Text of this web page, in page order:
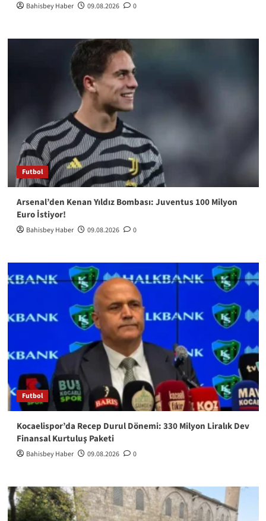
Bahisbey Haber 09.08.2026 0
Futbol
Arsenal’den Kenan Yıldız Bombası: Juventus 100 Milyon
Euro İstiyor!
Bahisbey Haber 09.08.2026 0
Futbol
Kocaelispor’da Recep Durul Dönemi: 330 Milyon Liralık Dev
Finansal Kurtuluş Paketi
Bahisbey Haber 09.08.2026 0